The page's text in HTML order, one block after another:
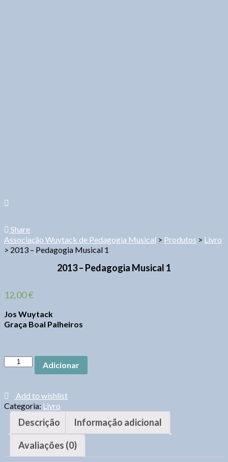
Share
Associação Wuytack de Pedagogia Musical > Produtos > Livro
> 2013 – Pedagogia Musical 1
2013 – Pedagogia Musical 1
12,00€
Jos Wuytack
Graça Boal Palheiros
Quantidade Adicionar
Add to wishlist
Categoria: Livro
Descrição Informação adicional
Avaliações (0)